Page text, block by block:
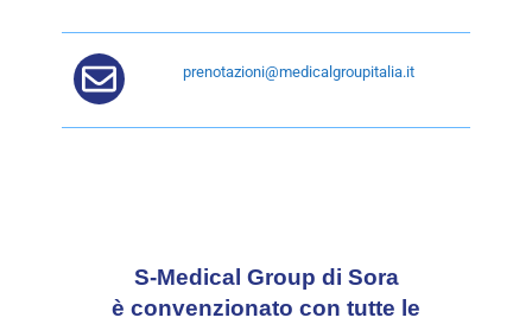
prenotazioni@medicalgroupitalia.it
S-Medical Group di Sora
è convenzionato con tutte le